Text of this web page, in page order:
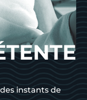
instants de